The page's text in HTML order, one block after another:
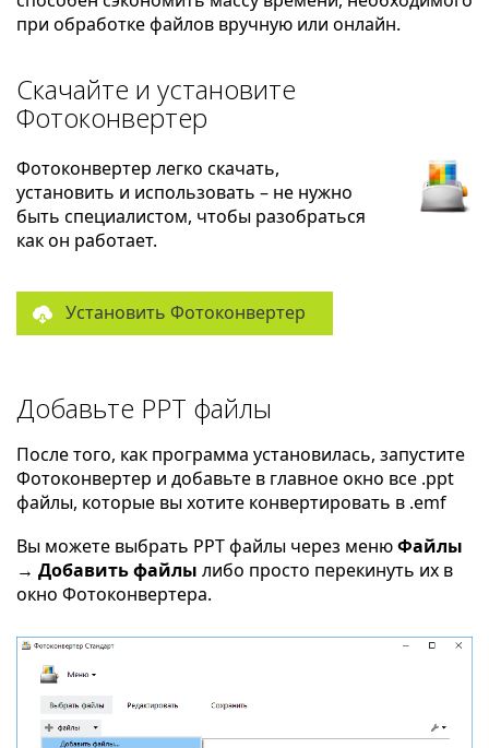
при обработке файлов вручную или онлайн.
Скачайте и установите
Фотоконвертер
Фотоконвертер легко скачать,
установить и использовать – не нужно
быть специалистом, чтобы разобраться
как он работает.
Установить Фотоконвертер
Добавьте PPT файлы
После того, как программа установилась, запустите
Фотоконвертер и добавьте в главное окно все .ppt
файлы, которые вы хотите конвертировать в .emf
Вы можете выбрать PPT файлы через менюФайлы
→ Добавить файлы либо просто перекинуть их в
окно Фотоконвертера.